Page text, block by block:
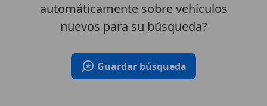
automáticamente sobre vehículos
nuevos para su búsqueda?
Guardar búsqueda